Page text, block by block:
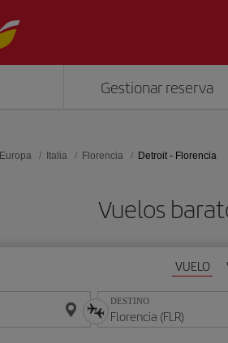
Gestionar reserva
Europa Italia Florencia Detroit - Florencia
Vuelos
VUELO
DESTINO